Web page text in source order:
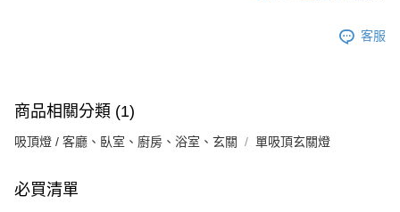
客服
商品相關分類 (1)
吸頂燈 / 客廳、臥室、廚房、浴室、玄關 單吸頂玄關燈
必買清單